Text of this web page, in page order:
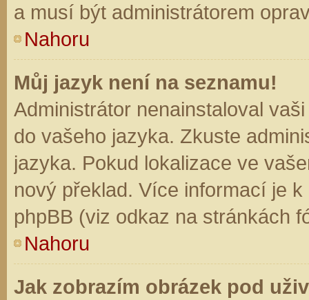
a musí být administrátorem
Nahoru
Můj jazyk není na seznamu!
Administrátor nenainstaloval
do vašeho jazyka. Zkuste
jazyka. Pokud lokalizace ve
nový překlad. Více informací je
phpBB (viz odkaz na stránkách
Nahoru
Jak zobrazím obrázek pod